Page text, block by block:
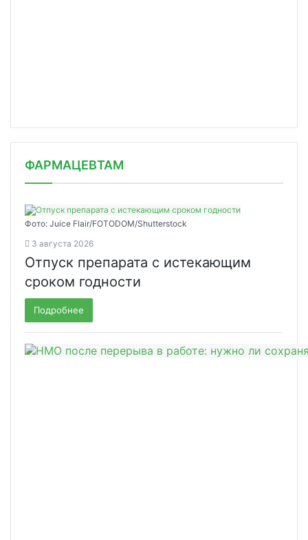
ФАРМАЦЕВТАМ
Фото: Juice Flair/FOTODOM/Shutterstoсk
3 августа 2026
Отпуск препарата с истекающим
сроком годности
Подробнее